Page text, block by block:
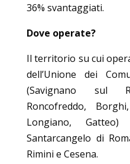
36% svantaggiati.
Dove operate?
Il territorio su cui
dell’Unione dei
(Savignano sul
Roncofreddo,
Longiano,
Santarcangelo di
Rimini e Cesena.